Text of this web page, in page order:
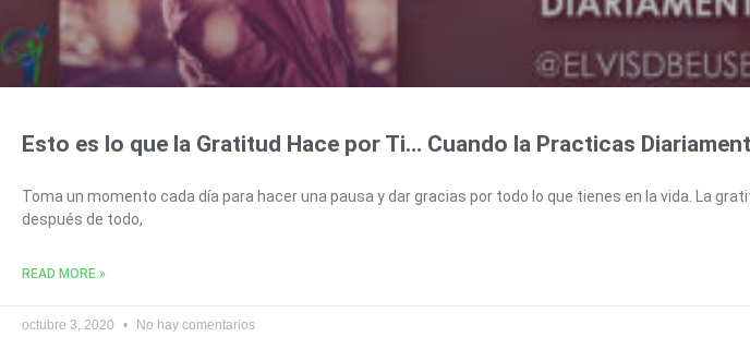
Esto es lo que la Gratitud Hace por Ti… Cuando la Practicas
Toma un momento cada día para hacer una pausa y dar gracias por todo lo que tienes en la vida. La
después de todo,
READ MORE »
octubre 3, 2020 No hay comentarios